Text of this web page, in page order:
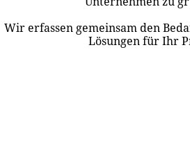
Wir erfassen gemeinsam den
Lösungen für Ihr